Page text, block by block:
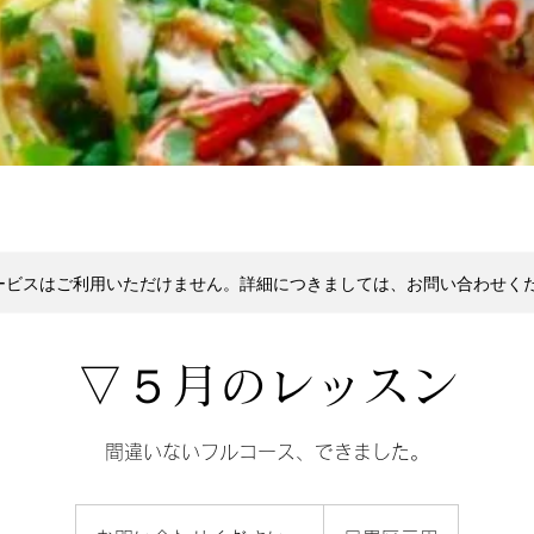
ビスはご利用いただけません。詳細につきましては、お問い合わせく
▽５月のレッスン
間違いないフルコース、できました。